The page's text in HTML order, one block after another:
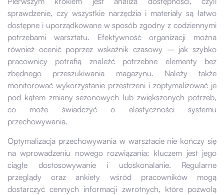
sprawdzenie, czy wszystkie narzędzia i materiały są łatwo
dostępne i uporządkowane w sposób zgodny z codziennymi
potrzebami warsztatu. Efektywność organizacji można
również ocenić poprzez wskaźnik czasowy – jak szybko
pracownicy potrafią znaleźć potrzebne elementy bez
zbędnego przeszukiwania magazynu. Należy także
monitorować wykorzystanie przestrzeni i zoptymalizować je
pod kątem zmiany sezonowych lub zwiększonych potrzeb,
co może świadczyć o elastyczności systemu
przechowywania.
Optymalizacja przechowywania w warsztacie nie kończy się
na wprowadzeniu nowego rozwiązania; kluczem jest jego
ciągłe dostosowywanie i udoskonalanie. Regularne
przeglądy oraz ankiety wśród pracowników mogą
dostarczyć cennych informacji zwrotnych, które pozwolą